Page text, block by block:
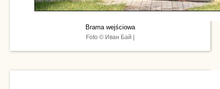
Brama wejściowa
Foto © Иван Бай |